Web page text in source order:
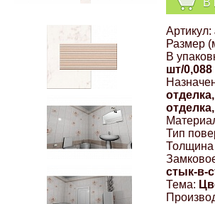
Артикул:
Размер
В
шт/0,088
Тип
стык-в-
Тема:
Компрессионные фитинги Poliext
Флуоресцентные краски
Шпатлевки, штукатурки
Эмали универсальные акриловые
Магнитные панели на